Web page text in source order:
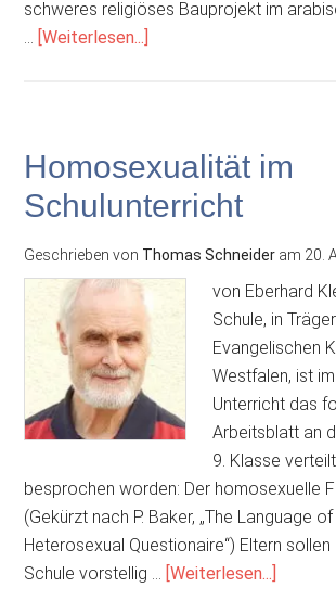
schweres religiöses Bauprojekt im
… [Weiterlesen...]
Einheitsreligion
und
Weltordnung
Homosexualität im
Schulunterricht
Geschrieben von Thomas Schneider am 20.
von Eberhard
Schule, in
Evangelischen
Westfalen, ist
Unterricht das
Arbeitsblatt an
9. Klasse
besprochen worden: Der homosexuelle
(Gekürzt nach P. Baker, „The Language
Heterosexual Questionaire“) Eltern
Schule vorstellig … [Weiterlesen...]